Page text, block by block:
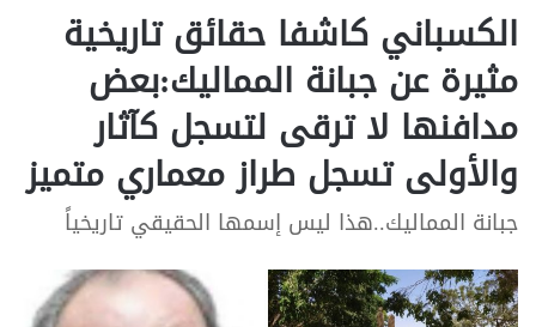
الكسباني كاشفا حقائق تاريخية
مثيرة عن جبانة المماليك:بعض
مدافنها لا ترقى لتسجل كآثار
والأولى تسجل طراز معماري متميز
جبانة المماليك..هذا ليس إسمها الحقيقي تاريخياً